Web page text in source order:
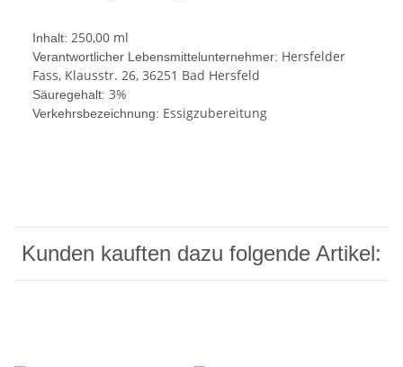
Inhalt: 250,00 ml
Verantwortlicher Lebensmittelunternehmer: Hersfelder
Fass, Klausstr. 26, 36251 Bad Hersfeld
Säuregehalt: 3%
Verkehrsbezeichnung: Essigzubereitung
Kunden kauften dazu folgende Artikel: